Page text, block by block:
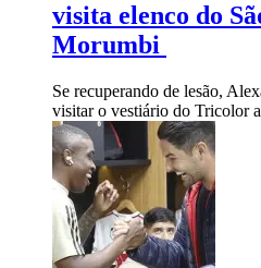
visita elenco do
Morumbi
Se recuperando de lesão,
visitar o vestiário do Tricolor